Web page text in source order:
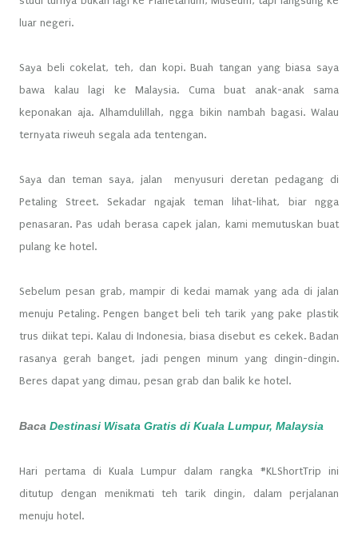
luar negeri.
Saya beli cokelat, teh, dan kopi. Buah tangan yang biasa saya
bawa kalau lagi ke Malaysia. Cuma buat anak-anak sama
keponakan aja. Alhamdulillah, ngga bikin nambah bagasi. Walau
ternyata riweuh segala ada tentengan.
Saya dan teman saya, jalan menyusuri deretan pedagang di
Petaling Street. Sekadar ngajak teman lihat-lihat, biar ngga
penasaran. Pas udah berasa capek jalan, kami memutuskan buat
pulang ke hotel.
Sebelum pesan grab, mampir di kedai mamak yang ada di jalan
menuju Petaling. Pengen banget beli teh tarik yang pake plastik
trus diikat tepi. Kalau di Indonesia, biasa disebut es cekek. Badan
rasanya gerah banget, jadi pengen minum yang dingin-dingin.
Beres dapat yang dimau, pesan grab dan balik ke hotel.
Baca Destinasi Wisata Gratis di Kuala Lumpur, Malaysia
Hari pertama di Kuala Lumpur dalam rangka #KLShortTrip ini
ditutup dengan menikmati teh tarik dingin, dalam perjalanan
menuju hotel.